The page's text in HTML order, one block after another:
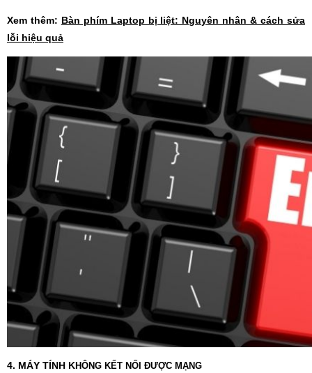
Xem thêm: Bàn phím Laptop bị liệt: Nguyên nhân & cách sửa
lỗi hiệu quả
4. MÁY TÍNH KHÔNG KẾT NỐI ĐƯỢC MẠNG